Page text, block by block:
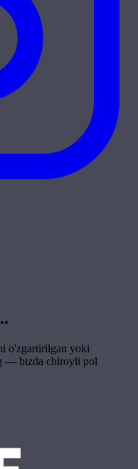
o'zgartirilgan yoki
— bizda chiroyli pol